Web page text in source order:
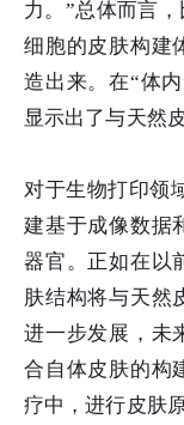
力。”总体而言
细胞的皮肤构建
造出来。在“体
显示出了与天然
对于生物打印领
建基于成像数据
器官。正如在以
肤结构将与天然
进一步发展，未
合自体皮肤的构
疗中，进行皮肤